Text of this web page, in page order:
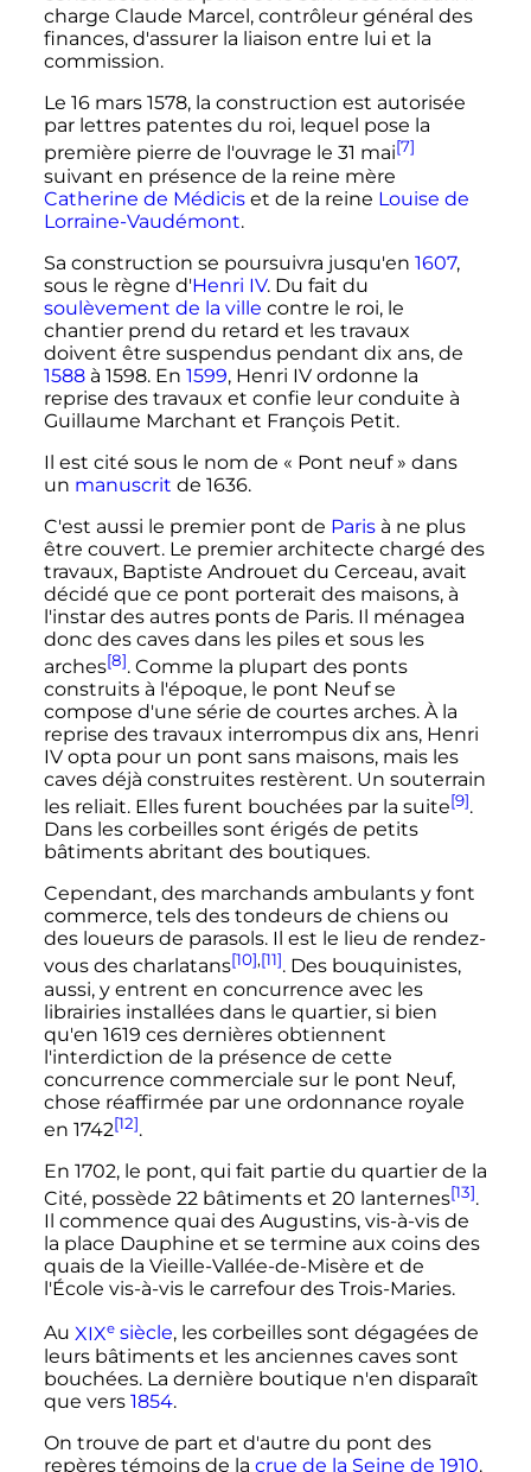
charge Claude Marcel, contrôleur général des
finances, d'assurer la liaison entre lui et la
commission.
Le 16 mars 1578, la construction est autorisée
par lettres patentes du roi, lequel pose la
première pierre de l'ouvrage le 31 mai[7]
suivant en présence de la reine mère
Catherine de Médiciset de la reine Louise de
Lorraine-Vaudémont.
Sa construction se poursuivra jusqu'en 1607,
sous le règne d'Henri IV. Du fait du
soulèvement de la ville contre le roi, le
chantier prend du retard et les travaux
doivent être suspendus pendant dix ans, de
1588à 1598. En 1599, Henri IV ordonne la
reprise des travaux et confie leur conduite à
Guillaume Marchant et François Petit.
Il est cité sous le nom de « Pont neuf » dans
un manuscrit de 1636.
C'est aussi le premier pont de Parisà ne plus
être couvert. Le premier architecte chargé des
travaux, Baptiste Androuet du Cerceau, avait
décidé que ce pont porterait des maisons, à
l'instar des autres ponts de Paris. Il ménagea
donc des caves dans les piles et sous les
arches[8]. Comme la plupart des ponts
construits à l'époque, le pont Neuf se
compose d'une série de courtes arches. À la
reprise des travaux interrompus dix ans, Henri
IV opta pour un pont sans maisons, mais les
caves déjà construites restèrent. Un souterrain
les reliait. Elles furent bouchées par la suite[9].
Dans les corbeilles sont érigés de petits
bâtiments abritant des boutiques.
Cependant, des marchands ambulants y font
commerce, tels des tondeurs de chiens ou
des loueurs de parasols. Il est le lieu de rendez-
vous des charlatans[10],[11]. Des bouquinistes,
aussi, y entrent en concurrence avec les
librairies installées dans le quartier, si bien
qu'en 1619 ces dernières obtiennent
l'interdiction de la présence de cette
concurrence commerciale sur le pont Neuf,
chose réaffirmée par une ordonnance royale
en 1742[12].
En 1702, le pont, qui fait partie du quartier de la
Cité, possède 22 bâtimentset 20 lanternes[13].
Il commence quai des Augustins, vis-à-vis de
la place Dauphine et se termine aux coins des
quais de la Vieille-Vallée-de-Misère et de
l'École vis-à-vis le carrefour des Trois-Maries.
Au XIXesiècle, les corbeilles sont dégagées de
leurs bâtiments et les anciennes caves sont
bouchées. La dernière boutique n'en disparaît
que vers 1854.
On trouve de part et d'autre du pont des
repères témoins de la crue de la Seine de 1910.